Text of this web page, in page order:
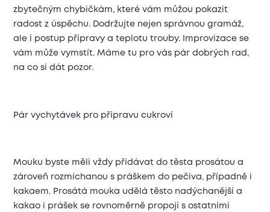
zbytečným chybičkám, které vám můžou pokazit
radost z úspěchu. Dodržujte nejen správnou gramáž,
ale i postup přípravy a teplotu trouby. Improvizace se
vám může vymstít. Máme tu pro vás pár dobrých rad,
na co si dát pozor.
Pár vychytávek pro přípravu cukroví
Mouku byste měli vždy přidávat do těsta prosátou a
zároveň rozmíchanou s práškem do pečiva, případně i
kakaem. Prosátá mouka udělá těsto nadýchanější a
kakao i prášek se rovnoměrně propojí s ostatními